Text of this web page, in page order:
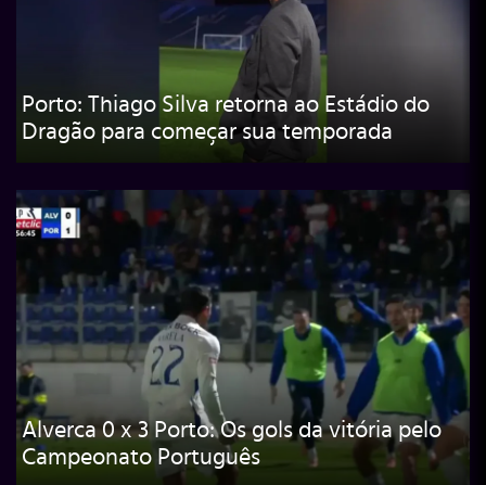
Porto: Thiago Silva retorna ao Estádio do
Dragão para começar sua temporada
Alverca 0 x 3 Porto: Os gols da vitória pelo
Campeonato Português